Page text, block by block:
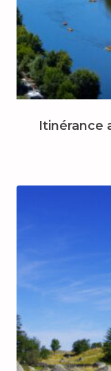
Itinérance